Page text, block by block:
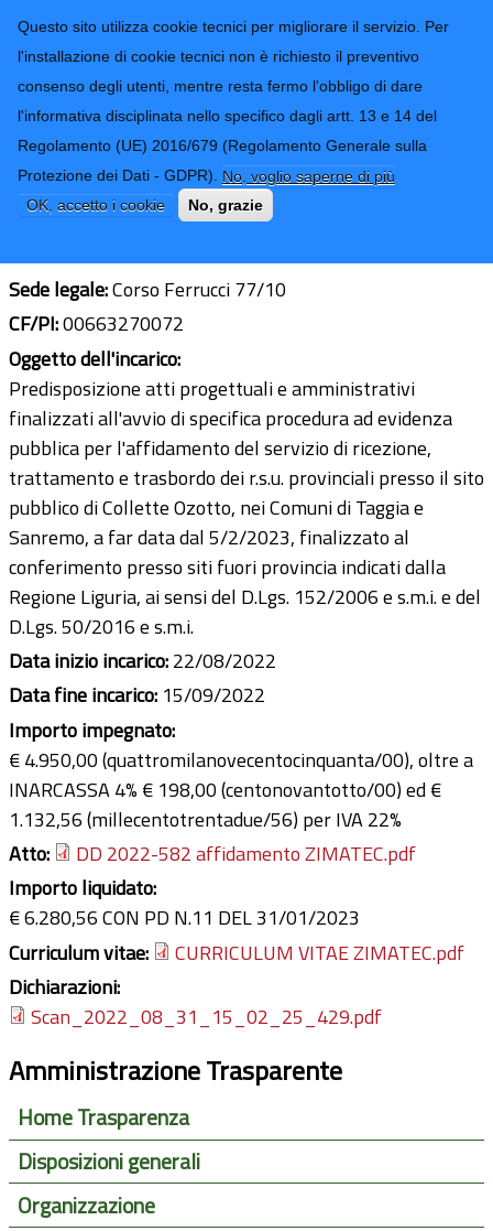
Questo sito utilizza cookie tecnici per migliorare il servizio. Per
l'installazione di cookie tecnici non è richiesto il preventivo
consenso degli utenti, mentre resta fermo l'obbligo di dare
l'informativa disciplinata nello specifico dagli artt. 13 e 14 del
Regolamento (UE) 2016/679 (Regolamento Generale sulla
Protezione dei Dati - GDPR). No, voglio saperne di più
OK, accetto i cookie
No, grazie
Provincia di
Imperia
CONTATTI-URP
TRASPARENZA
Form di ricerca
Studio Associato di Ingegneria
ZIMATEC
Sede legale:Corso Ferrucci 77/10
CF/PI:00663270072
Oggetto dell'incarico:
Predisposizione atti progettuali e amministrativi
finalizzati all'avvio di specifica procedura ad evidenza
pubblica per l'affidamento del servizio di ricezione,
trattamento e trasbordo dei r.s.u. provinciali presso il sito
pubblico di Collette Ozotto, nei Comuni di Taggia e
Sanremo, a far data dal 5/2/2023, finalizzato al
conferimento presso siti fuori provincia indicati dalla
Regione Liguria, ai sensi del D.Lgs. 152/2006 e s.m.i. e del
D.Lgs. 50/2016 e s.m.i.
Data inizio incarico:22/08/2022
Data fine incarico: 15/09/2022
Importo impegnato:
€ 4.950,00 (quattromilanovecentocinquanta/00), oltre a
INARCASSA 4% € 198,00 (centonovantotto/00) ed €
1.132,56 (millecentotrentadue/56) per IVA 22%
Atto:
DD 2022-582 affidamento ZIMATEC.pdf
Importo liquidato:
€ 6.280,56 CON PD N.11 DEL 31/01/2023
Curriculum vitae:
CURRICULUM VITAE ZIMATEC.pdf
Dichiarazioni:
Scan_2022_08_31_15_02_25_429.pdf
Amministrazione Trasparente
Home Trasparenza
Disposizioni generali
Organizzazione